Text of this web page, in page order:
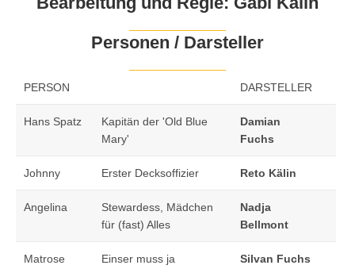
Personen / Darsteller
PERSON DARSTELLER
Hans Spatz
Kapitän der 'Old Blue
Mary'
Damian
Fuchs
Johnny Erster Decksoffizier Reto Kälin
Angelina
Stewardess, Mädchen
für (fast) Alles
Nadja
Bellmont
Matrose
Einser muss ja
Silvan Fuchs